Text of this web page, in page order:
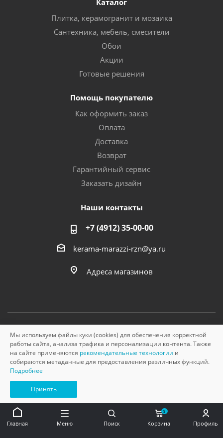
Каталог
Плитка, керамогранит и мозаика
Сантехника, мебель, смесители
Обои
Акции
Готовые решения
Помощь покупателю
Как оформить заказ
Оплата
Доставка
Возврат
Гарантийный сервис
Заказать дизайн
Наши контакты
+7 (4912) 35-00-00
kerama-marazzi-rzn@ya.ru
Адреса магазинов
© «Керама Марацци», ОГРН 1145749000210, 2026
Главная Меню Поиск Корзина
0
Профиль
Мы используем файлы куки (cookies) для обеспечения корректной
работы сайта, анализа трафика и персонализации контента. Также
на сайте применяются рекомендательные технологии и
собираются метаданные для предоставления различных функций.
Подробнее
Принять